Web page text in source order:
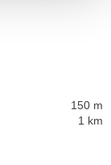
150 m
1 km